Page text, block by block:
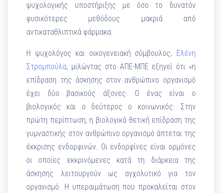
ψυχολογικής υποστήριξης με όσο το δυνατόν
φυσικότερες μεθόδους μακριά από
αντικαταθλιπτικά φάρμακα.
Η ψυχολόγος και οικογενειακή σύμβουλος, Ελένη
Στρομπούλα, μιλώντας στο ΑΠΕ-ΜΠΕ εξηγεί ότι «η
επίδραση της άσκησης στον ανθρώπινο οργανισμό
έχει δύο βασικούς άξονες. Ο ένας είναι ο
βιολογικός και ο δεύτερος ο κοινωνικός. Στην
πρώτη περίπτωση, η βιολογικά θετική επίδραση της
γυμναστικής στον ανθρώπινο οργανισμό άπτεται της
έκκρισης ενδορφινών. Οι ενδορφίνες είναι ορμόνες
οι οποίες εκκρινόμενες κατά τη διάρκεια της
άσκησης λειτουργούν ως αγχολυτικό για τον
οργανισμό. Η υπεραιμάτωση που προκαλείται στον